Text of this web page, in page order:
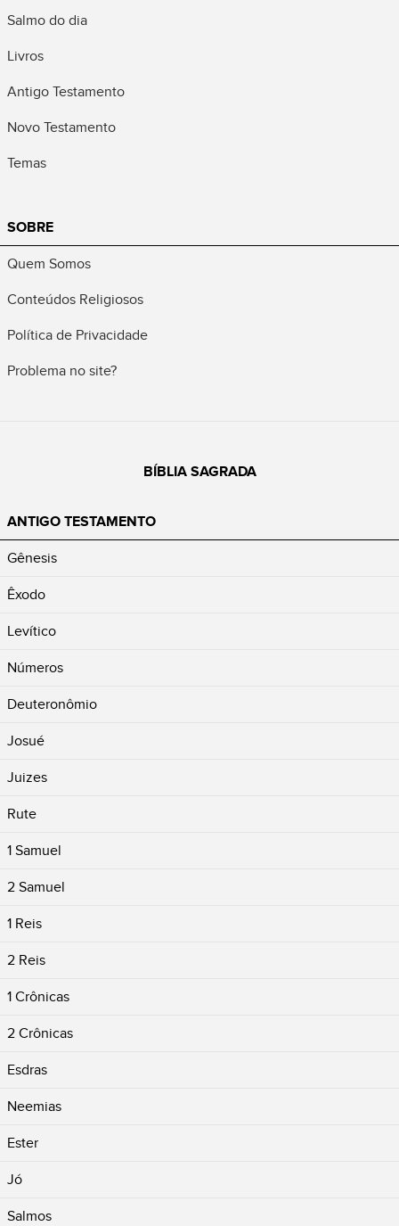
Salmo do dia
Livros
Antigo Testamento
Novo Testamento
Temas
SOBRE
Quem Somos
Conteúdos Religiosos
Política de Privacidade
Problema no site?
BÍBLIA SAGRADA
ANTIGO TESTAMENTO
Gênesis
Êxodo
Levítico
Números
Deuteronômio
Josué
Juizes
Rute
1 Samuel
2 Samuel
1 Reis
2 Reis
1 Crônicas
2 Crônicas
Esdras
Neemias
Ester
Jó
Salmos